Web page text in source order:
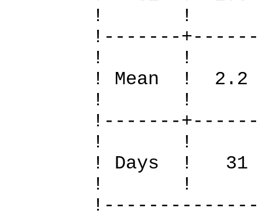
!
!-------
!
! Mean !
!
!-------
!
! Days
!